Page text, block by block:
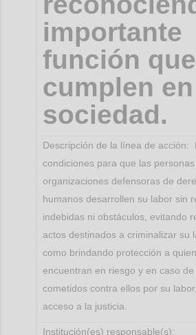
importante
función que
cumplen
sociedad.
Descripción de la línea de acción:
condiciones para que las
organizaciones defensoras de
humanos desarrollen su labor sin
indebidas ni obstáculos, evitando
actos destinados a criminalizar su
como brindando protección a
encuentran en riesgo y en caso de
cometidos contra ellos por su
acceso a la justicia.
Institución(es) responsable(s):